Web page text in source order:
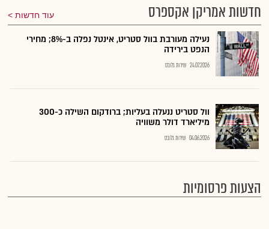
חדשות אמריקן אקספרס עוד חדשות
נעילה מעורבת בוול סטריט, אינטל נפלה ב-8%; מחירי
הנפט בירידה
24.07.2026 שירות גלובס
וול סטריט ננעלה בעליות; ברודקום השילה כ-300
מיליארד דולר משוויה
04.06.2026 שירות גלובס
הצעות פרסומיות